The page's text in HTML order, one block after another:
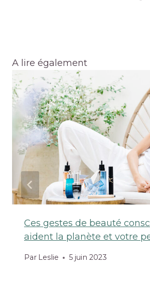
A lire également
Ces gestes de beauté
aident la planète et votre
Par Leslie 5 juin 2023